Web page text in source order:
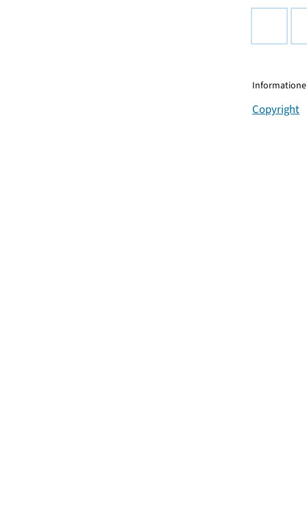
Copyright